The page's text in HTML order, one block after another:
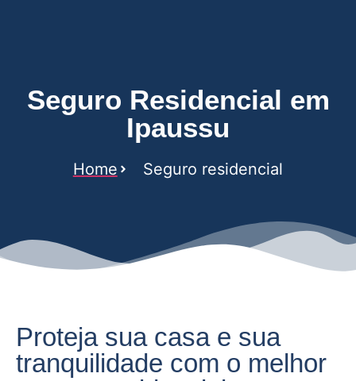
Seguro Residencial em
Ipaussu
Home Seguro residencial
Proteja sua casa e sua
tranquilidade com o melhor